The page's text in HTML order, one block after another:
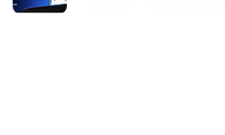
歼十ce：中国新一代多用途